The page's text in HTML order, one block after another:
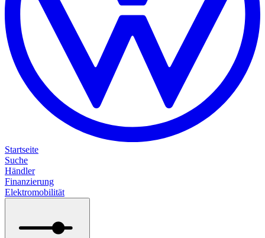
Startseite
Suche
Händler
Finanzierung
Elektromobilität